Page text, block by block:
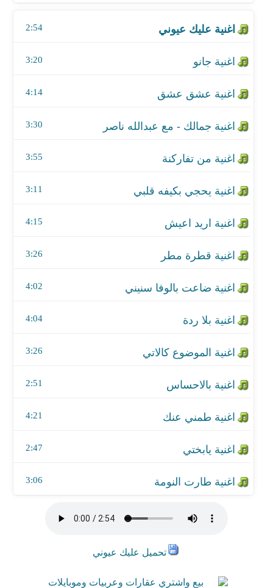
2:54
3:20
4:14
3:30
3:55
3:11
اغنية اريد اعيش
4:15
اغنية قطرة مطر
3:26
اغنية ضاعت بالوفا سنيني
4:02
4:04
3:26
2:51
اغنية طمني عنك
4:21
اغنية يابختي
2:47
اغنية طارت النومة
3:06
تحميل عليك عيوني